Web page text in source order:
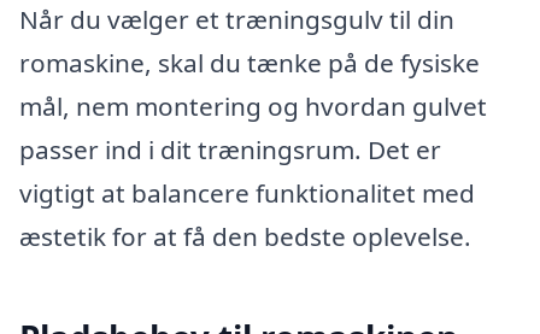
Når du vælger et træningsgulv til din
romaskine, skal du tænke på de fysiske
mål, nem montering og hvordan gulvet
passer ind i dit træningsrum. Det er
vigtigt at balancere funktionalitet med
æstetik for at få den bedste oplevelse.